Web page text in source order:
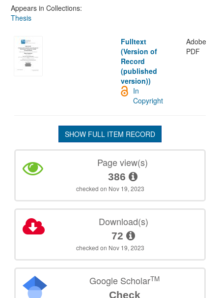
Appears in Collections:
Thesis
Fulltext
(Version of
Record
(published
version))
Adobe
PDF
In
Copyright
SHOW FULL ITEM RECORD
Page view(s)
386
checked on Nov 19, 2023
Download(s)
72
checked on Nov 19, 2023
Google ScholarTM
Check